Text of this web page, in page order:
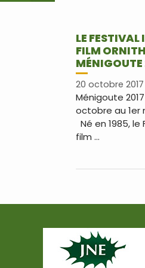
LE
FILM
20 octobre 2017
Ménigoute
octobre au 1er
Né en 1985,
film …